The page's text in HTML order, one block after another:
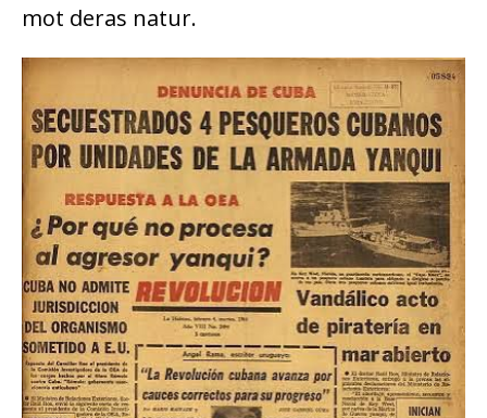
mot deras natur.